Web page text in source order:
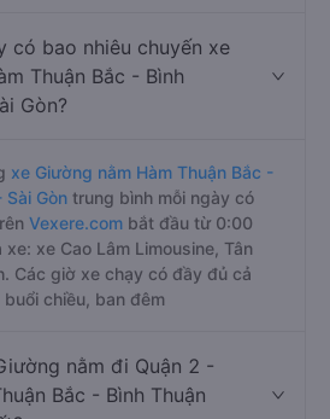
có bao nhiêu chuyến xe
Thuận Bắc - Bình
Gòn?
xe Giường nằm Hàm Thuận Bắc -
Sài Gòn trung bình mỗi ngày có
Vexere.com bắt đầu từ 0:00
xe Cao Lâm Limousine, Tân
Các giờ xe chạy có đầy đủ cả
chiều, ban đêm
nằm đi Quận 2 -
Bắc - Bình Thuận